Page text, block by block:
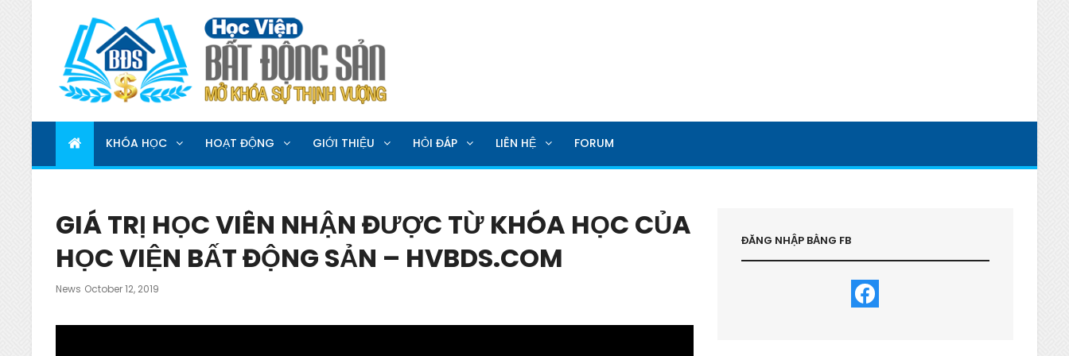
HỌC VIỆN BẤT ĐỘNG SẢN
MỞ KHOÁ SỰ THỊNH VƯỢNG
KHÓA HỌC HOẠT ĐỘNG GIỚI THIỆU HỎI ĐÁP LIÊN HỆ FORUM
GIÁ TRỊ HỌC VIÊN NHẬN ĐƯỢC TỪ KHÓA HỌC CỦA
HỌC VIỆN BẤT ĐỘNG SẢN – HVBDS.COM
News Posted
October 12, 2019
ĐĂNG NHẬP BẰNG FB